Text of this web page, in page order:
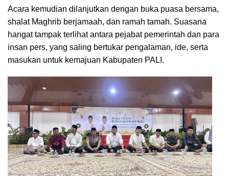
Acara kemudian dilanjutkan dengan buka puasa bersama,
shalat Maghrib berjamaah, dan ramah tamah. Suasana
hangat tampak terlihat antara pejabat pemerintah dan para
insan pers, yang saling bertukar pengalaman, ide, serta
masukan untuk kemajuan Kabupaten PALI.